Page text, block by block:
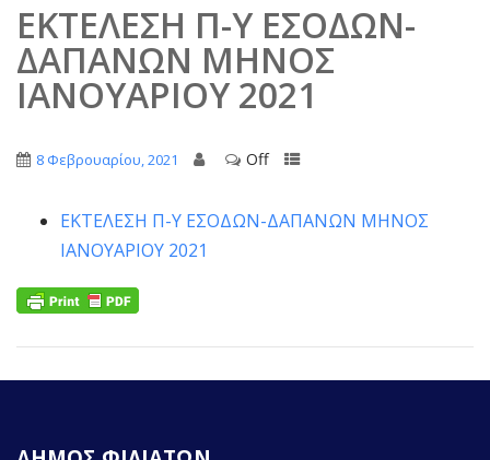
ΕΚΤΕΛΕΣΗ Π-Υ ΕΣΟΔΩΝ-
ΔΑΠΑΝΩΝ ΜΗNΟΣ
ΙΑΝΟΥΑΡΙΟΥ 2021
8 Φεβρουαρίου, 2021 Off
ΕΚΤΕΛΕΣΗ Π-Υ ΕΣΟΔΩΝ-ΔΑΠΑΝΩΝ ΜΗNΟΣ
ΙΑΝΟΥΑΡΙΟΥ 2021